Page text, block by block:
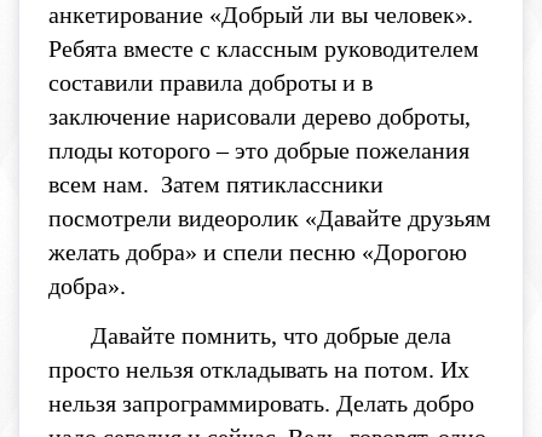
анкетирование «Добрый ли вы человек».
Ребята вместе с классным руководителем
составили правила доброты и в
заключение нарисовали дерево доброты,
плоды которого – это добрые пожелания
всем нам. Затем пятиклассники
посмотрели видеоролик «Давайте друзьям
желать добра» и спели песню «Дорогою
добра».
Давайте помнить, что добрые дела
просто нельзя откладывать на потом. Их
нельзя запрограммировать. Делать добро